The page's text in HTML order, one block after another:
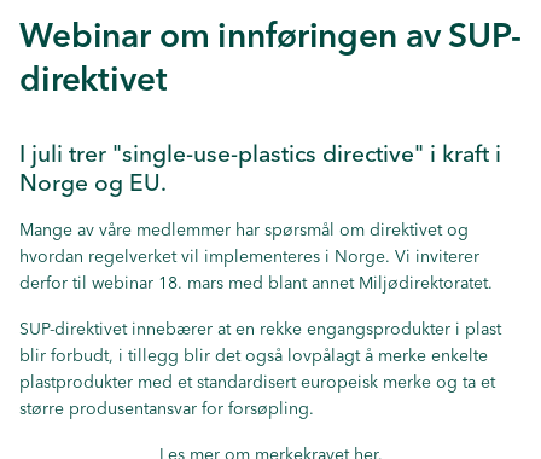
Webinar om innføringen av SUP-
direktivet
I juli trer "single-use-plastics directive" i kraft i
Norge og EU.
Mange av våre medlemmer har spørsmål om direktivet og
hvordan regelverket vil implementeres i Norge. Vi inviterer
derfor til webinar 18. mars med blant annet Miljødirektoratet.
SUP-direktivet innebærer at en rekke engangsprodukter i plast
blir forbudt, i tillegg blir det også lovpålagt å merke enkelte
plastprodukter med et standardisert europeisk merke og ta et
større produsentansvar for forsøpling.
Les mer om merkekravet her.